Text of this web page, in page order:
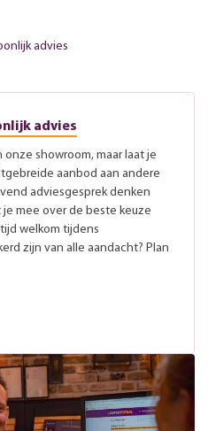
advies
advies
showroom, maar laat je
aanbod aan andere
adviesgesprek denken
mee over de beste keuze
welkom tijdens
zijn van alle aandacht? Plan